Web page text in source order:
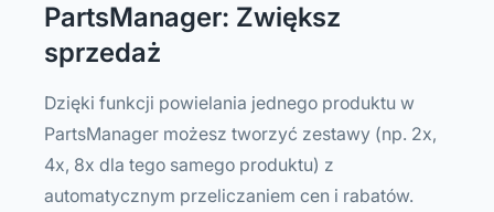
PartsManager: Zwiększ
sprzedaż
Dzięki funkcji powielania jednego produktu w
PartsManager możesz tworzyć zestawy (np. 2x,
4x, 8x dla tego samego produktu) z
automatycznym przeliczaniem cen i rabatów.